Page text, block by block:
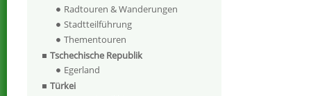
Radtouren & Wanderungen
Stadtteilführung
Thementouren
Tschechische Republik
Egerland
Türkei